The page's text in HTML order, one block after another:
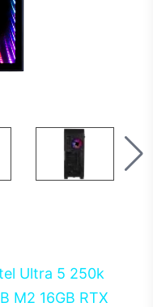
Ultra 5 250k
M2 16GB RTX